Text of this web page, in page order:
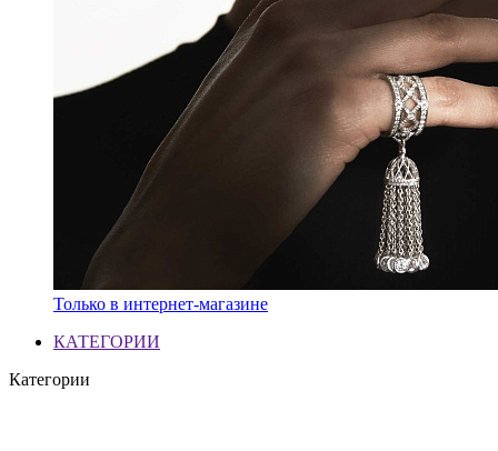
Только в интернет-магазине
КАТЕГОРИИ
Категории